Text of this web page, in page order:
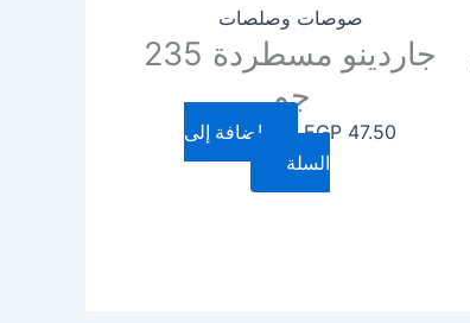
صوصات وصلصات
جاردينو مسطردة 235
جم
EGP 47.50
إضافة إلى
السلة